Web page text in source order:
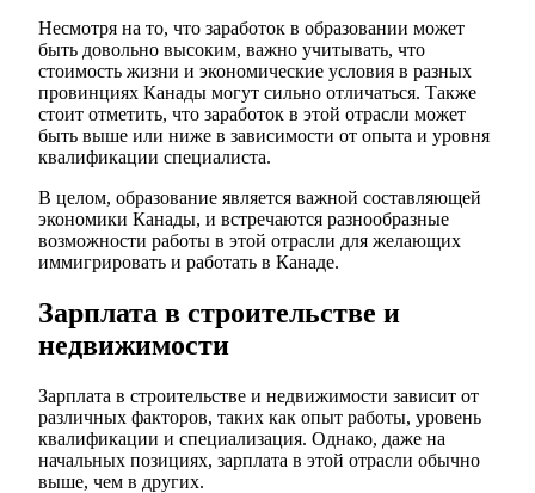
Несмотря на то, что заработок в образовании может
быть довольно высоким, важно учитывать, что
стоимость жизни и экономические условия в разных
провинциях Канады могут сильно отличаться. Также
стоит отметить, что заработок в этой отрасли может
быть выше или ниже в зависимости от опыта и уровня
квалификации специалиста.
В целом, образование является важной составляющей
экономики Канады, и встречаются разнообразные
возможности работы в этой отрасли для желающих
иммигрировать и работать в Канаде.
Зарплата в строительстве и
недвижимости
Зарплата в строительстве и недвижимости зависит от
различных факторов, таких как опыт работы, уровень
квалификации и специализация. Однако, даже на
начальных позициях, зарплата в этой отрасли обычно
выше, чем в других.